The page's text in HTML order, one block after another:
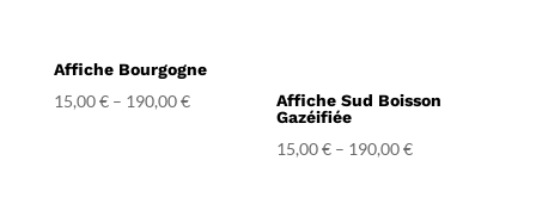
Affiche Bourgogne
15,00€– 190,00€
Affiche Sud Boisson
Gazéifiée
15,00€ – 190,00€